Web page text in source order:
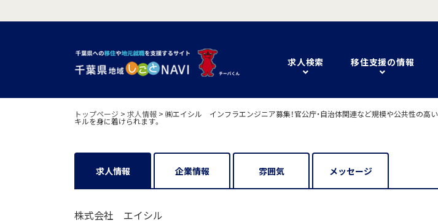
求人検索 移住支援の情報
トップページ > 求人情報 > ㈱エイシル インフラエンジニア募集！官公庁・自治体関連など規模や公共性の高
キルを身に着けられます。
求人情報 企業情報 雰囲気 メッセージ
株式会社 エイシル